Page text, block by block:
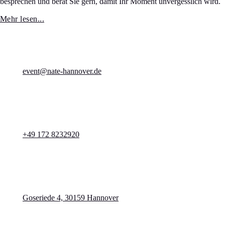
Mehr lesen...
event@nate-hannover.de
+49 172 8232920
Goseriede 4, 30159 Hannover